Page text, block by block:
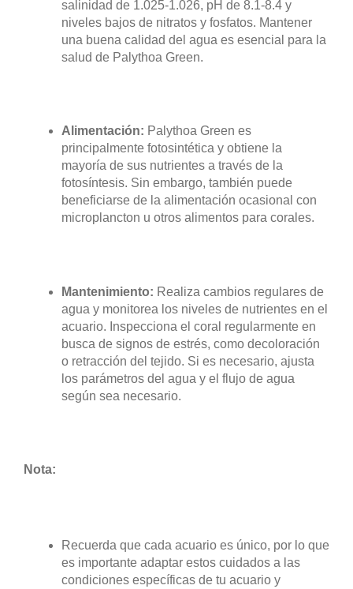
salinidad de 1.025-1.026, pH de 8.1-8.4 y
niveles bajos de nitratos y fosfatos. Mantener
una buena calidad del agua es esencial para la
salud de Palythoa Green.
Alimentación: Palythoa Green es
principalmente fotosintética y obtiene la
mayoría de sus nutrientes a través de la
fotosíntesis. Sin embargo, también puede
beneficiarse de la alimentación ocasional con
microplancton u otros alimentos para corales.
Mantenimiento: Realiza cambios regulares de
agua y monitorea los niveles de nutrientes en el
acuario. Inspecciona el coral regularmente en
busca de signos de estrés, como decoloración
o retracción del tejido. Si es necesario, ajusta
los parámetros del agua y el flujo de agua
según sea necesario.
Nota:
Recuerda que cada acuario es único, por lo que
es importante adaptar estos cuidados a las
condiciones específicas de tu acuario y